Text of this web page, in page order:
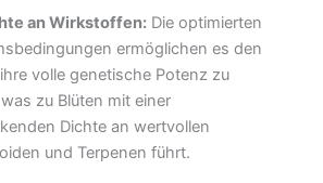
an Wirkstoffen:Die optimierten
ermöglichen es den
volle genetische Potenz zu
zu Blüten mit einer
Dichte an wertvollen
und Terpenen führt.